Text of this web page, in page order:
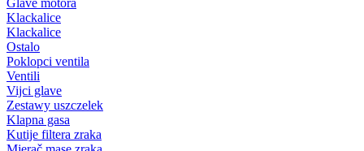
Glave motora
Klackalice
Klackalice
Ostalo
Poklopci ventila
Ventili
Vijci glave
Zestawy uszczelek
Klapna gasa
Kutije filtera zraka